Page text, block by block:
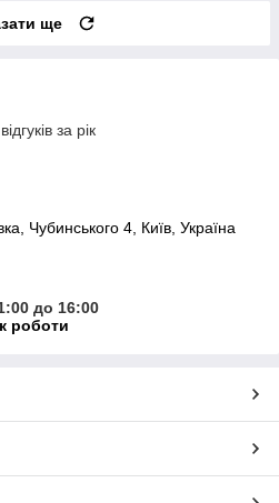
ще
за рік
Чубинського 4, Київ, Україна
до 16:00
роботи